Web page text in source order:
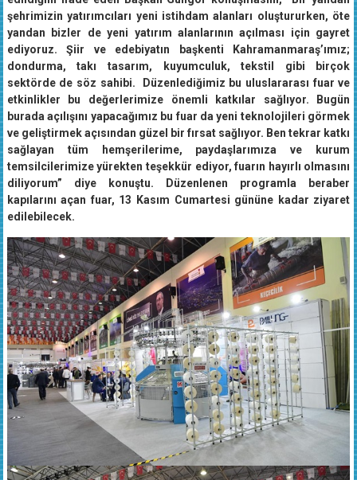
edildiğini ifade eden Başkan Güngör konuşmasını, “Bir yandan
şehrimizin yatırımcıları yeni istihdam alanları oluştururken, öte
yandan bizler de yeni yatırım alanlarının açılması için gayret
ediyoruz. Şiir ve edebiyatın başkenti Kahramanmaraş’ımız;
dondurma, takı tasarım, kuyumculuk, tekstil gibi birçok
sektörde de söz sahibi. Düzenlediğimiz bu uluslararası fuar ve
etkinlikler bu değerlerimize önemli katkılar sağlıyor. Bugün
burada açılışını yapacağımız bu fuar da yeni teknolojileri görmek
ve geliştirmek açısından güzel bir fırsat sağlıyor. Ben tekrar katkı
sağlayan tüm hemşerilerime, paydaşlarımıza ve kurum
temsilcilerimize yürekten teşekkür ediyor, fuarın hayırlı olmasını
diliyorum” diye konuştu. Düzenlenen programla beraber
kapılarını açan fuar, 13 Kasım Cumartesi gününe kadar ziyaret